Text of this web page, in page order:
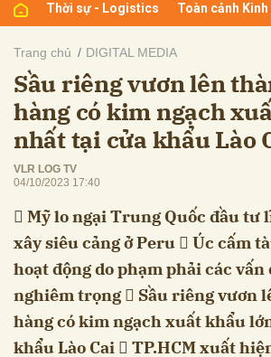
Thời sự - Logistics Toàn cảnh Kinh
Trang chủ DIGITAL MEDIA
Sầu riêng vươn lên
hàng có kim ngạch
nhất tại cửa khẩu Lào
VLR LOG TV
04/10/2023 17:40
 Mỹ lo ngại Trung Quốc đầu tư
xây siêu cảng ở Peru  Úc cấm
hoạt động do phạm phải các vấn
nghiêm trọng  Sầu riêng vươn
hàng có kim ngạch xuất khẩu
khẩu Lào Cai  TP.HCM xuất